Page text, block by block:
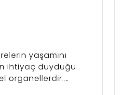
yaşamını
ihtiyaç duyduğu
organellerdir.